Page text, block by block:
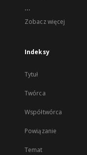
...
Zobacz więcej
Indeksy
Tytuł
Twórca
Współtwórca
Powiązanie
Temat